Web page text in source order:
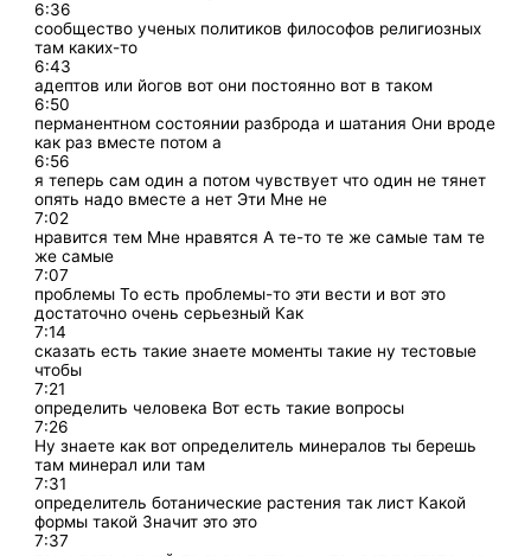
6:36
сообщество ученых политиков философов религиозных
там каких-то
6:43
адептов или йогов вот они постоянно вот в таком
6:50
перманентном состоянии разброда и шатания Они вроде
как раз вместе потом а
6:56
я теперь сам один а потом чувствует что один не тянет
опять надо вместе а нет Эти Мне не
7:02
нравится тем Мне нравятся А те-то те же самые там те
же самые
7:07
проблемы То есть проблемы-то эти вести и вот это
достаточно очень серьезный Как
7:14
сказать есть такие знаете моменты такие ну тестовые
чтобы
7:21
определить человека Вот есть такие вопросы
7:26
Ну знаете как вот определитель минералов ты берешь
там минерал или там
7:31
определитель ботанические растения так лист Какой
формы такой Значит это это
7:37